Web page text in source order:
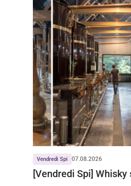
Vendredi Spi 07.08.2026
[Vendredi Spi] Whisky